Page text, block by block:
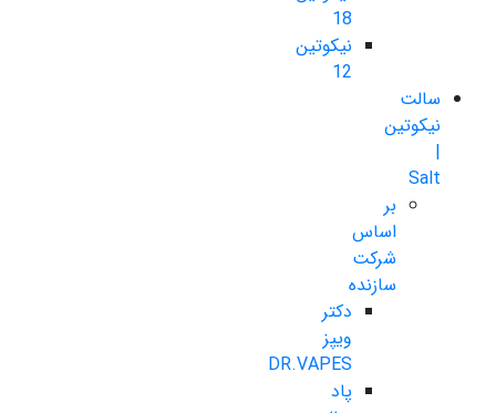
18
نیکوتین
12
سالت
نیکوتین
|
Salt
بر
اساس
شرکت
سازنده
دکتر
ویپز
DR.VAPES
پاد